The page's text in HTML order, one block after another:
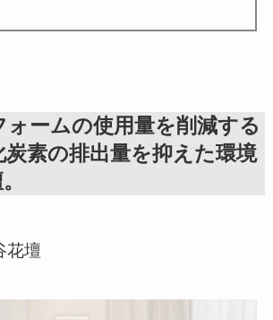
ォームの使用量を削減する
炭素の排出量を抑えた環境
花壇